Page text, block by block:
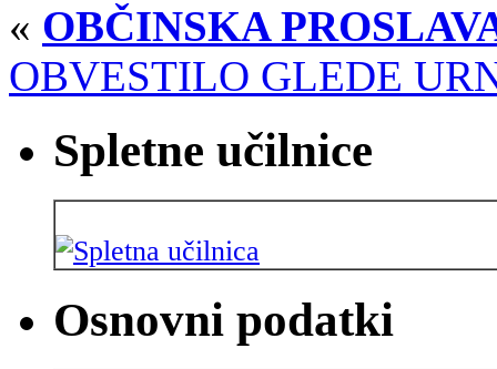
« OBČINSKA
OBVESTILO GLEDE
Spletne učilnice
Osnovni podatki